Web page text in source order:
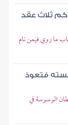
ثلاث عقد
ما روي فيمن نام
فتعوذ
الوسوسة في